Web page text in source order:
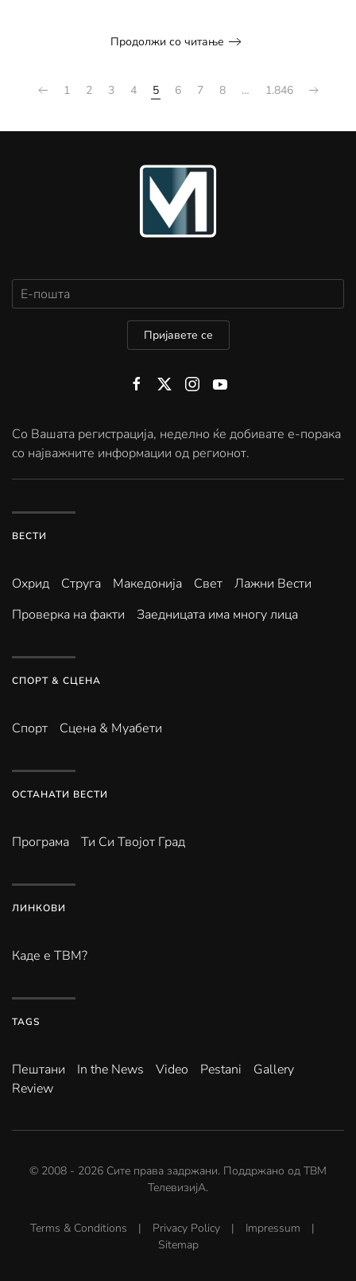
Продолжи со читање
1 2 3 4 5 6 7 8 … 1.846
Пријавете се
Со Вашата регистрација, неделно ќе добивате е-порака
со најважните информации од регионот.
ВЕСТИ
Охрид Струга Македонија Свет
Лажни Вести
Проверка на факти
Заедницата има многу лица
СПОРТ & СЦЕНА
Спорт Сцена & Муабети
ОСТАНАТИ ВЕСТИ
Програма Ти Си Твојот Град
ЛИНКОВИ
Каде е ТВМ?
TAGS
Пештани In the News Video Pestani
Gallery
Review
© 2008 - 2026 Сите права задржани. Поддржано од ТВМ
ТелевизијА.
Terms & Conditions | Privacy Policy | Impressum |
Sitemap